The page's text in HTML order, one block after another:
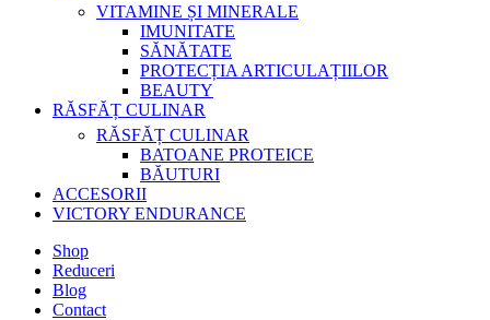
VITAMINE ȘI MINERALE
IMUNITATE
SĂNĂTATE
PROTECȚIA ARTICULAȚIILOR
BEAUTY
RĂSFĂȚ CULINAR
RĂSFĂȚ CULINAR
BATOANE PROTEICE
BĂUTURI
ACCESORII
VICTORY ENDURANCE
Shop
Reduceri
Blog
Contact